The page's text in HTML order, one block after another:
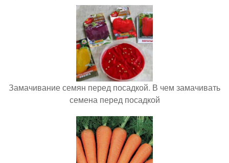
Замачивание семян перед посадкой. В чем замачивать
семена перед посадкой